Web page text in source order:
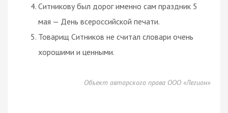
Ситникову был дорог именно сам праздник 5
мая — День всероссийской печати.
Товарищ Ситников не считал словари очень
хорошими и ценными.
Объект авторского права ООО «Легион»